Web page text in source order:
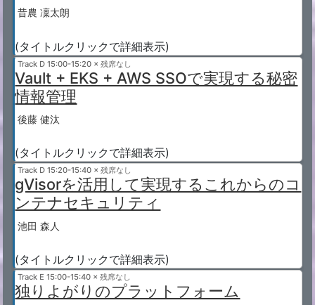
昔農 凜太朗
(タイトルクリックで詳細表示)
Track D 15:00-15:20 × 残席なし
Vault + EKS + AWS SSOで実現する秘密
情報管理
後藤 健汰
(タイトルクリックで詳細表示)
Track D 15:20-15:40 × 残席なし
gVisorを活用して実現するこれからのコ
ンテナセキュリティ
池田 森人
(タイトルクリックで詳細表示)
Track E 15:00-15:40 × 残席なし
独りよがりのプラットフォーム